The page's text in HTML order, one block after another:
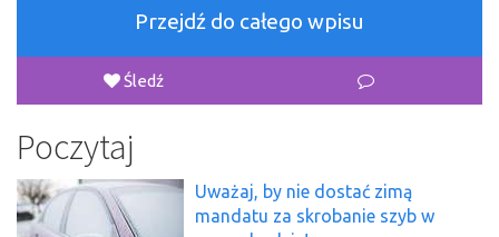
Przejdź do całego wpisu
Śledź
Poczytaj
Uważaj, by nie dostać zimą
mandatu za skrobanie szyb w